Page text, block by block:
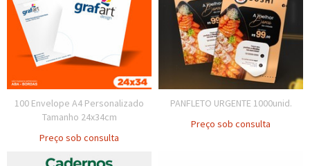
100 Envelope A4 Personalizado
Tamanho 24x34cm
Preço sob consulta
PANFLETO URGENTE 1000unid.
Preço sob consulta